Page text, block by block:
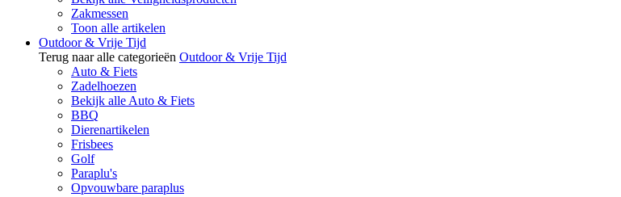
Zakmessen
Toon alle artikelen
Outdoor & Vrije Tijd
Terug naar alle categorieën Outdoor & Vrije Tijd
Auto & Fiets
Zadelhoezen
Bekijk alle Auto & Fiets
BBQ
Dierenartikelen
Frisbees
Golf
Paraplu's
Opvouwbare paraplus